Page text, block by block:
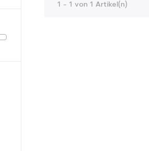
1 - 1 von 1 Artikel(n)